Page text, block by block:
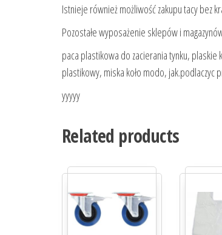
Istnieje również możliwość zakupu tacy bez
Pozostałe wyposażenie sklepów i
paca plastikowa do zacierania tynku,
plastikowy, miska koło modo, jak.podlaczyc
yyyyy
Related products